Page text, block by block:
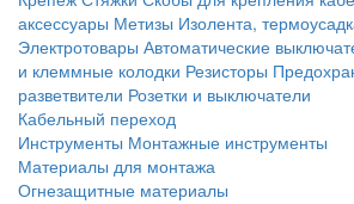
аксессуары Метизы Изолента,
Электротовары Автоматические
и клеммные колодки Резисторы
разветвители Розетки и выключатели
Кабельный переход
Инструменты Монтажные инструменты
Материалы для монтажа
Огнезащитные материалы